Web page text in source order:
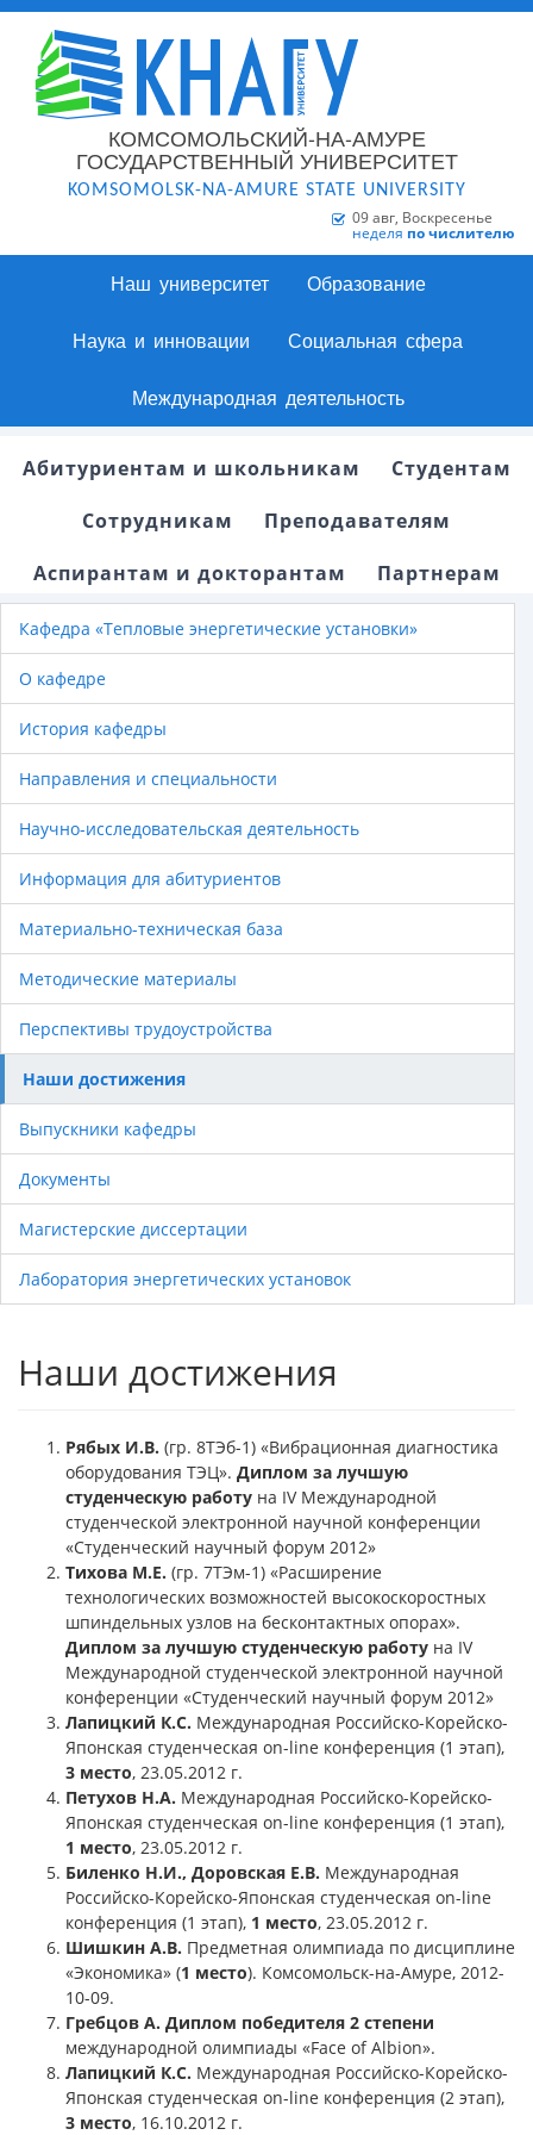
КОМСОМОЛЬСКИЙ-НА-АМУРЕ
ГОСУДАРСТВЕННЫЙ УНИВЕРСИТЕТ
KOMSOMOLSK-NA-AMURE STATE UNIVERSITY
09 авг, Воскресенье
неделя по числителю
Наш университет Образование
Наука и инновации Социальная сфера
Международная деятельность
Абитуриентам и школьникам
Студентам
Сотрудникам
Преподавателям
Аспирантам и докторантам
Партнерам
Кафедра «Тепловые энергетические установки»
О кафедре
История кафедры
Направления и специальности
Научно-исследовательская деятельность
Информация для абитуриентов
Материально-техническая база
Методические материалы
Перспективы трудоустройства
Наши достижения
Выпускники кафедры
Документы
Магистерские диссертации
Лаборатория энергетических установок
Наши достижения
Рябых И.В. (гр. 8ТЭб-1) «Вибрационная диагностика
оборудования ТЭЦ». Диплом за лучшую
студенческую работу на IV Международной
студенческой электронной научной конференции
«Студенческий научный форум 2012»
Тихова М.Е. (гр. 7ТЭм-1) «Расширение
технологических возможностей высокоскоростных
шпиндельных узлов на бесконтактных опорах».
Диплом за лучшую студенческую работу на IV
Международной студенческой электронной научной
конференции «Студенческий научный форум 2012»
Лапицкий К.С. Международная Российско-Корейско-
Японская студенческая on-line конференция (1 этап),
3 место, 23.05.2012 г.
Петухов Н.А. Международная Российско-Корейско-
Японская студенческая on-line конференция (1 этап),
1 место, 23.05.2012 г.
Биленко Н.И., Доровская Е.В. Международная
Российско-Корейско-Японская студенческая on-line
конференция (1 этап), 1 место, 23.05.2012 г.
Шишкин А.В. Предметная олимпиада по дисциплине
«Экономика» (1 место). Комсомольск-на-Амуре, 2012-
10-09.
Гребцов А. Диплом победителя 2 степени
международной олимпиады «Face of Albion».
Лапицкий К.С. Международная Российско-Корейско-
Японская студенческая on-line конференция (2 этап),
3 место, 16.10.2012 г.